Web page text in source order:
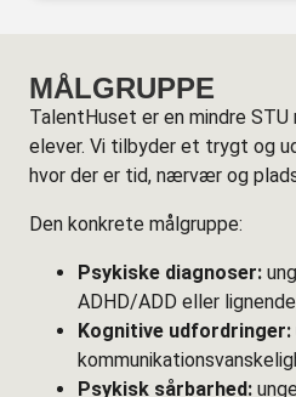
MÅLGRUPPE
TalentHuset er en mindre
elever. Vi tilbyder et trygt og
hvor der er tid, nærvær og
Den konkrete målgruppe:
Psykiske diagnoser:
ADHD/ADD eller
Kognitive udfordringer:
Psykisk sårbarhed: